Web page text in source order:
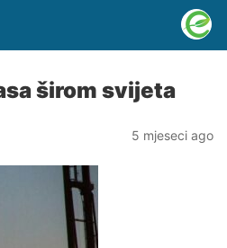
širom svijeta
5 mjeseci ago